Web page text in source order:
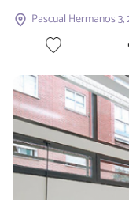
Pascual Hermanos 3,